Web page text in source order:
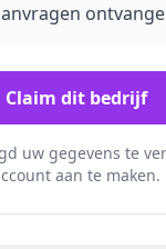
Claim dit bedrijf
uw gegevens te
aan te maken.